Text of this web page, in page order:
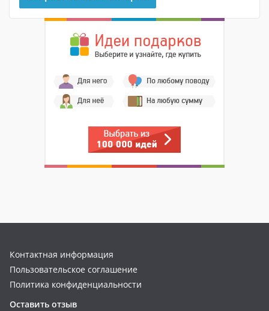
Контактная информация
Пользовательское соглашение
Политика конфиденциальности
Оставить отзыв